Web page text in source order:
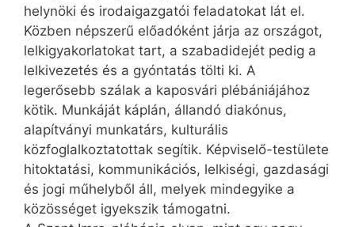
helynöki és irodaigazgatói fel­adatokat lát el.
Közben népszerű előadóként járja az országot,
lelkigyakorlatokat tart, a szabadidejét pedig a
lel­ki­vezetés és a gyóntatás tölti ki. A
legerősebb szálak a kaposvári plébániájához
kötik. Munkáját káplán, állandó diakónus,
alapítványi munkatárs, kulturális
közfoglalkoztatottak segítik. Képviselő-testülete
hitoktatási, kommunikációs, lelkiségi, gazdasági
és jogi műhelyből áll, melyek mindegyike a
közösséget igyekszik támogatni.